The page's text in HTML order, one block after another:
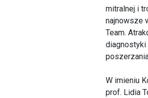
mitralnej i
najnowsze
Team.
diagnostyki
W imieniu
prof. Lidia